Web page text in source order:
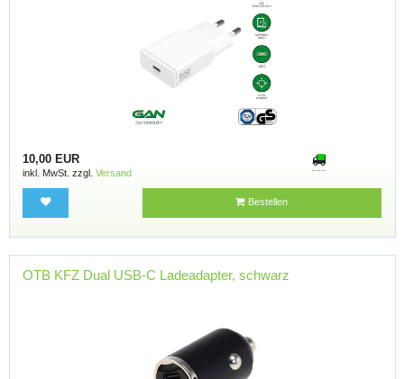
10,00 EUR
inkl. MwSt. zzgl. Versand
Bestellen
OTB KFZ Dual USB-C Ladeadapter, schwarz